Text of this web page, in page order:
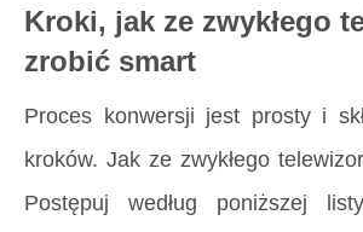
Kroki, jak ze zwykłego
zrobić smart
Proces konwersji jest prosty i
kroków. Jak ze zwykłego
Postępuj według poniższej